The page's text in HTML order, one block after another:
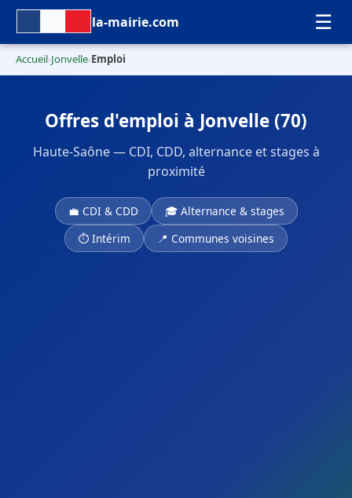
la-mairie.com ☰
Accueil›Jonvelle›Emploi
Offres d'emploi à Jonvelle (70)
Haute-Saône — CDI, CDD, alternance et stages à
proximité
💼 CDI & CDD
🎓 Alternance & stages
⏱ Intérim
📍 Communes voisines